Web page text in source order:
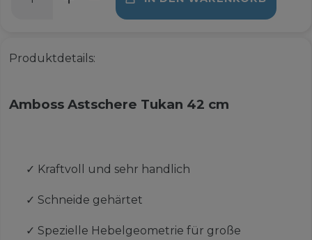
Produktdetails:
Amboss Astschere Tukan 42 cm
✓ Kraftvoll und sehr handlich
✓ Schneide gehärtet
✓ Spezielle Hebelgeometrie für große